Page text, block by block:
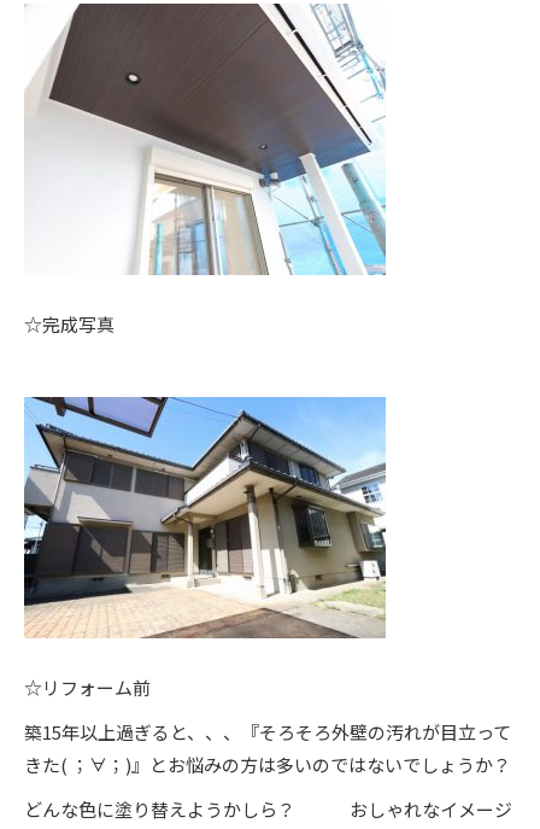
☆完成写真
☆リフォーム前
築15年以上過ぎると、、、『そろそろ外壁の汚れが目立って
きた( ；∀；)』とお悩みの方は多いのではないでしょうか？
どんな色に塗り替えようかしら？ おしゃれなイメージ